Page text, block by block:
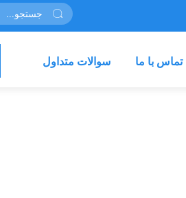
تماس با ما سوالات متداول